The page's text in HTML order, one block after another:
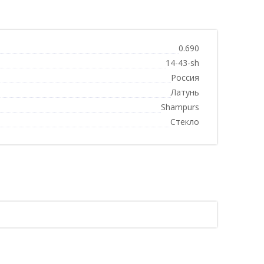
0.690
14-43-sh
Россия
Латунь
Shampurs
Стекло